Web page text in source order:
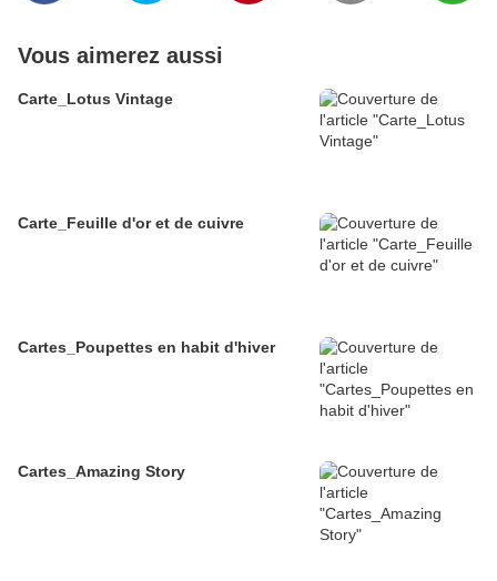
Vous aimerez aussi
Carte_Lotus Vintage
Carte_Feuille d'or et de cuivre
Cartes_Poupettes en habit d'hiver
Cartes_Amazing Story